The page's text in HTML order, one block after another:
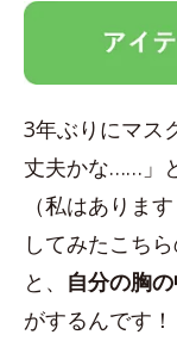
3年ぶりにマス
丈夫かな……」
（私はありま
してみたこち
と、 自分の胸
がするんです！